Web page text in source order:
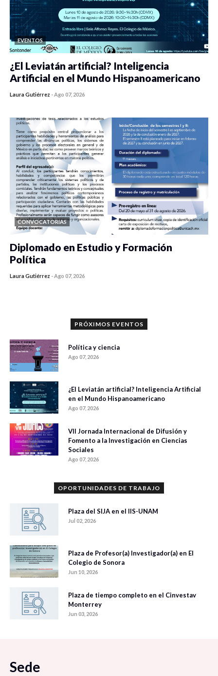
EVENTOS
¿El Leviatán artificial? Inteligencia
Artificial en el Mundo Hispanoamericano
Laura Gutiérrez -Ago 07, 2026
CONVOCATORIAS
Diplomado en Estudio y Formación
Política
Laura Gutiérrez -Ago 07, 2026
PRÓXIMOS EVENTOS
Política y ciencia
Ago 07, 2026
¿El Leviatán artificial? Inteligencia Artificial
en el Mundo Hispanoamericano
Ago 07, 2026
VII Jornada Internacional de Difusión y
Fomento a la Investigación en Ciencias
Sociales
Ago 07, 2026
OPORTUNIDADES DE TRABAJO
Plaza del SIJA en el IIS-UNAM
Jul 02, 2026
Plaza de Profesor(a) Investigador(a) en El
Colegio de Sonora
Jun 10, 2026
Plaza de tiempo completo en el Cinvestav
Monterrey
Jun 03, 2026
Sede